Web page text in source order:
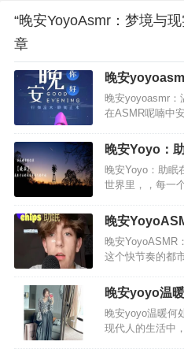
“晚安YoyoAsmr：梦境与
章
晚安
曲，让灵魂
晚安yoyoasmr：
在ASMR呢喃中
的港湾。晚安
光，以…
晚安Yoyo：
晚安Yoyo：助眠
世界里，，每一
市的灯火渐次暗
方式寻找那一份
晚安
境之旅
晚安YoyoASMR
这个快节奏的都
宁，YoyoASMR
间的推移，Y…
晚安yoyo温
秘之旅
晚安yoyo温暖何
现代人的生活中